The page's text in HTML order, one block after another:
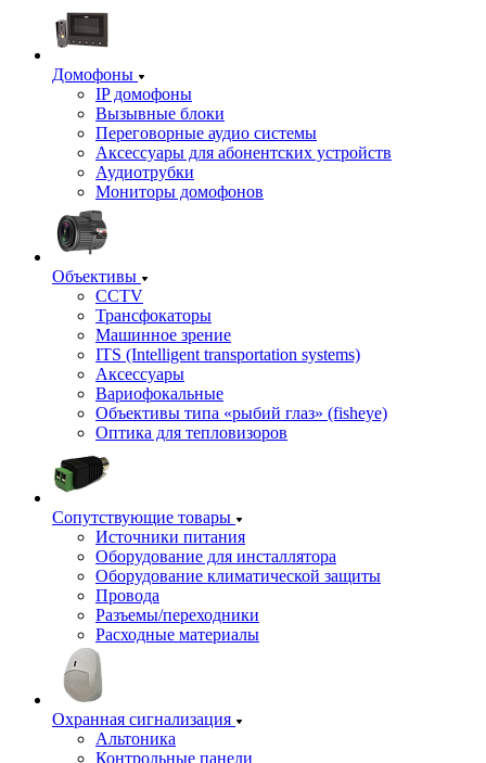
Домофоны
IP домофоны
Вызывные блоки
Переговорные аудио системы
Аксессуары для абонентских устройств
Аудиотрубки
Мониторы домофонов
Объективы
CCTV
Трансфокаторы
Машинное зрение
ITS (Intelligent transportation systems)
Аксессуары
Вариофокальные
Объективы типа «рыбий глаз» (fisheye)
Оптика для тепловизоров
Сопутствующие товары
Источники питания
Оборудование для инсталлятора
Оборудование климатической защиты
Провода
Разъемы/переходники
Расходные материалы
Охранная сигнализация
Альтоника
Контрольные панели